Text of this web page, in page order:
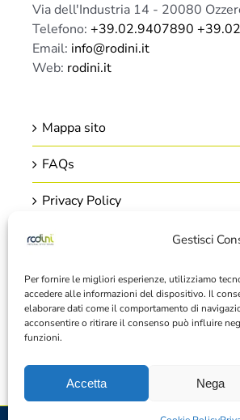
Gestisci
Per fornire le migliori esperienze, utilizziamo
accedere alle informazioni del dispositivo. Il
elaborare dati come il comportamento di
acconsentire o ritirare il consenso può influire
funzioni.
Accetta Nega
Via dell'Industria 14 - 20080
Telefono: +39.02.9407890
Email: info@rodini.it
Web: rodini.it
Mappa sito
FAQs
Privacy Policy
Cookie Policy